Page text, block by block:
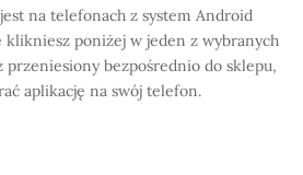
na telefonach z system Android
klikniesz poniżej w jeden z wybranych
przeniesiony bezpośrednio do sklepu,
aplikację na swój telefon.